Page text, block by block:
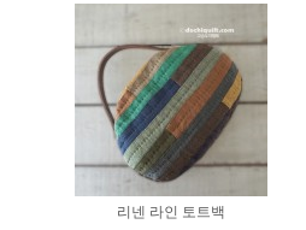
리넨 라인 토트백